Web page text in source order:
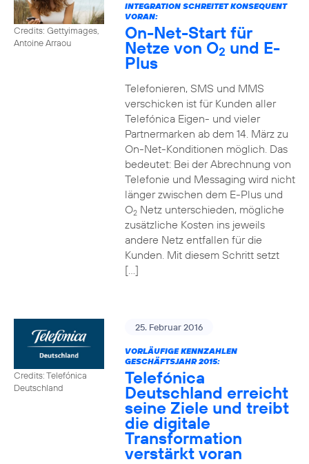
Credits: Gettyimages,
Antoine Arraou
INTEGRATION SCHREITET KONSEQUENT
VORAN:
On-Net-Start für
Netze von O2 und E-
Plus
Telefonieren, SMS und MMS
verschicken ist für Kunden aller
Telefónica Eigen- und vieler
Partnermarken ab dem 14. März zu
On-Net-Konditionen möglich. Das
bedeutet: Bei der Abrechnung von
Telefonie und Messaging wird nicht
länger zwischen dem E-Plus und
O2Netz unterschieden, mögliche
zusätzliche Kosten ins jeweils
andere Netz entfallen für die
Kunden. Mit diesem Schritt setzt
[…]
Credits: Telefónica
Deutschland
25. Februar 2016
VORLÄUFIGE KENNZAHLEN
GESCHÄFTSJAHR 2015:
Telefónica
Deutschland erreicht
seine Ziele und treibt
die digitale
Transformation
verstärkt voran